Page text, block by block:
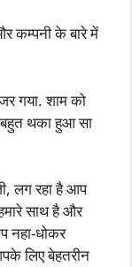
कम्पनी के बारे में
गया. शाम को
थका हुआ सा
लग रहा है आप
साथ है और
नहा-धोकर
लिए बेहतरीन